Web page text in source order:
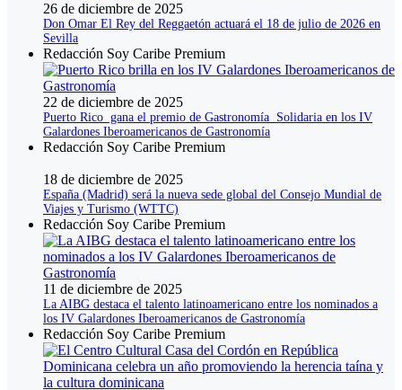
26 de diciembre de 2025
Don Omar El Rey del Reggaetón actuará el 18 de julio de 2026 en
Sevilla
Redacción Soy Caribe Premium
22 de diciembre de 2025
Puerto Rico gana el premio de Gastronomía Solidaria en los IV
Galardones Iberoamericanos de Gastronomía
Redacción Soy Caribe Premium
18 de diciembre de 2025
España (Madrid) será la nueva sede global del Consejo Mundial de
Viajes y Turismo (WTTC)
Redacción Soy Caribe Premium
11 de diciembre de 2025
La AIBG destaca el talento latinoamericano entre los nominados a
los IV Galardones Iberoamericanos de Gastronomía
Redacción Soy Caribe Premium